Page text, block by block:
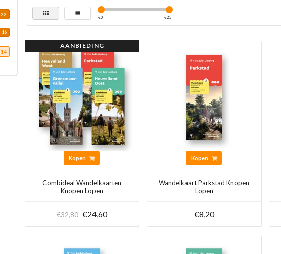
22
16
14
€0 €25
AANBIEDING
Kopen
Combideal Wandelkaarten
Knopen Lopen
€32,80 €24,60
Kopen
Wandelkaart Parkstad Knopen
Lopen
€8,20